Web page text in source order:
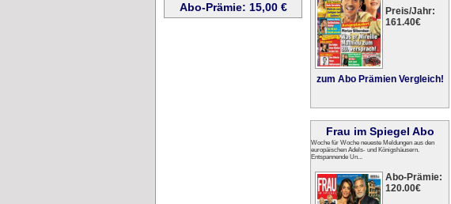
Abo-Prämie: 15,00 €
Preis/Jahr:
161.40€
zum Abo Prämien Vergleich!
Frau im Spiegel Abo
Woche für Woche neueste Meldungen aus den
europäischen Adels- und Königshäusern.
Entspannende Un...
Abo-Prämie:
120.00€